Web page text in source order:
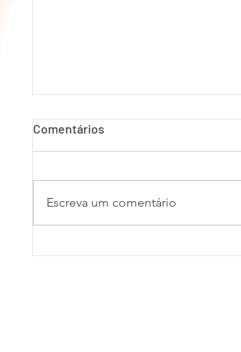
Comentários
Escreva um comentário